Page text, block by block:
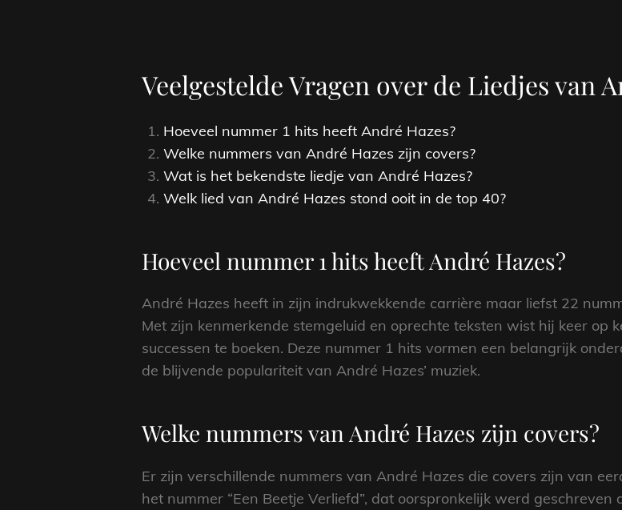
Veelgestelde Vragen over de Liedjes van
Hoeveel nummer 1 hits heeft André Hazes?
Welke nummers van André Hazes zijn covers?
Wat is het bekendste liedje van André Hazes?
Welk lied van André Hazes stond ooit in de top 40?
Hoeveel nummer 1 hits heeft André Hazes?
André Hazes heeft in zijn indrukwekkende carrière maar liefst 22
Met zijn kenmerkende stemgeluid en oprechte teksten wist hij keer op
successen te boeken. Deze nummer 1 hits vormen een belangrijk
de blijvende populariteit van André Hazes’ muziek.
Welke nummers van André Hazes zijn covers?
Er zijn verschillende nummers van André Hazes die covers zijn van
het nummer “Een Beetje Verliefd”, dat oorspronkelijk werd